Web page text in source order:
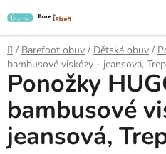
na
obsah
Domů
/ Barefoot obuv / Dětská obuv /
bambusové viskózy - jeansová,
Ponožky
bambusové
jeansová,